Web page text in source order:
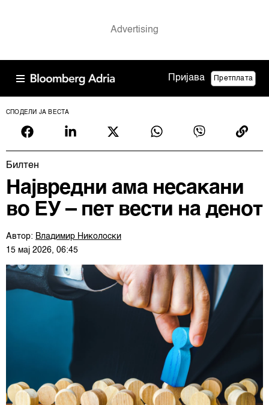
Пријава Претплата
СПОДЕЛИ ЈА ВЕСТА
Билтен
Највредни ама несакани
во ЕУ – пет вести на денот
Автор: Владимир Николоски
15 мај 2026, 06:45